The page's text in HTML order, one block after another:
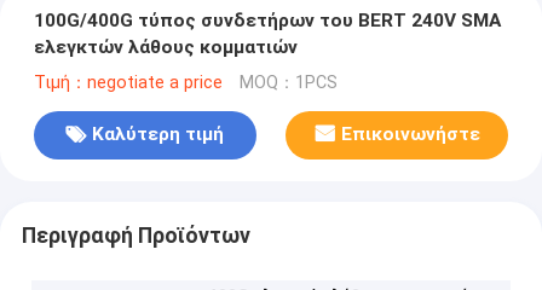
100G/400G τύπος συνδετήρων του BERT 240V SMA
ελεγκτών λάθους κομματιών
Τιμή：negotiate a price MOQ：1PCS
Καλύτερη τιμή Επικοινωνήστε
Περιγραφή Προϊόντων